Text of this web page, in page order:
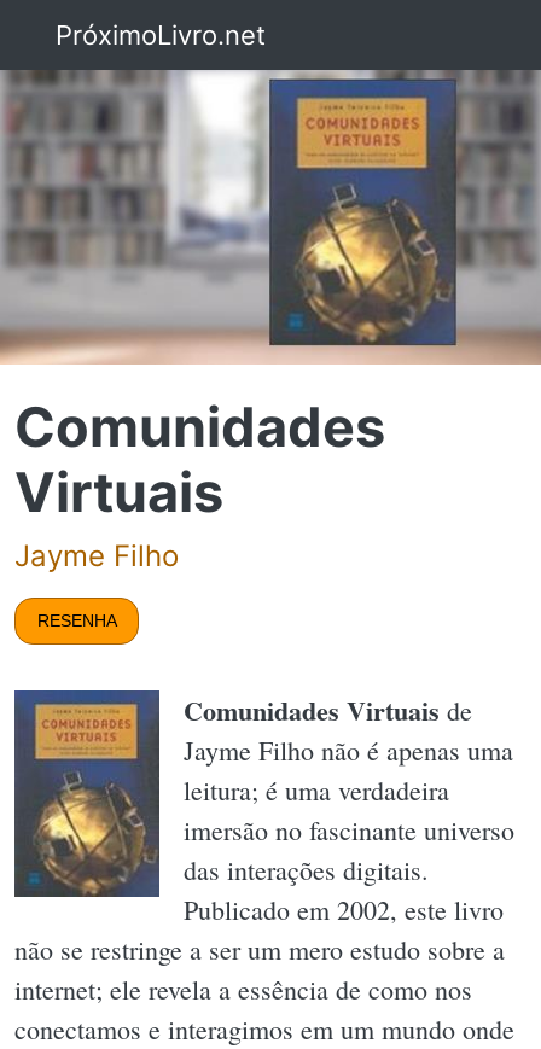
PróximoLivro.net
Comunidades
Virtuais
Jayme Filho
RESENHA
Comunidades Virtuais de
Jayme Filho não é apenas uma
leitura; é uma verdadeira
imersão no fascinante universo
das interações digitais.
Publicado em 2002, este livro
não se restringe a ser um mero estudo sobre a
internet; ele revela a essência de como nos
conectamos e interagimos em um mundo onde